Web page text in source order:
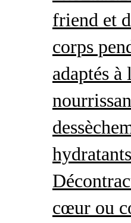
friend et
corps
adaptés à
cœur ou